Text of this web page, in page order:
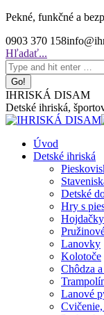
Skip
content
Pekné, funkčné a
0903 370 158
Search:
Hľadať...
IHRISKÁ DISAM
Detské ihriská,
Úvod
Detské ihriská
Detské
Hry s
Hojdačky
Lanovky
Kolotoče
Chôdza
Lanové